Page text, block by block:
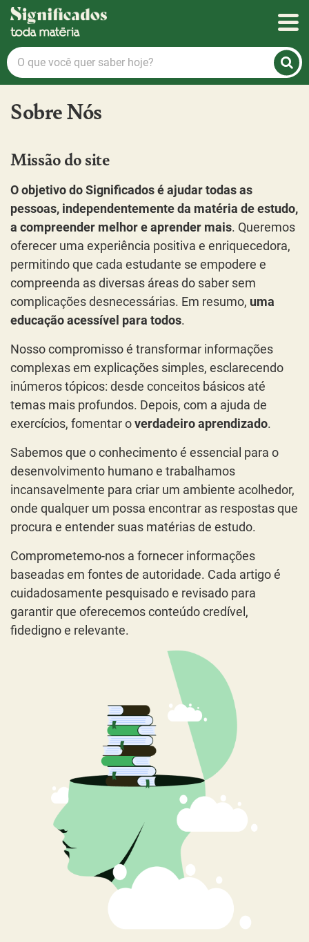
Significados
O
que
você
quer
saber
Sobre Nós
Missão do site
O objetivo do Significados é ajudar todas as
pessoas, independentemente da matéria de estudo,
a compreender melhor e aprender mais. Queremos
oferecer uma experiência positiva e enriquecedora,
permitindo que cada estudante se empodere e
compreenda as diversas áreas do saber sem
complicações desnecessárias. Em resumo, uma
educação acessível para todos.
Nosso compromisso é transformar informações
complexas em explicações simples, esclarecendo
inúmeros tópicos: desde conceitos básicos até
temas mais profundos. Depois, com a ajuda de
exercícios, fomentar o verdadeiro aprendizado.
Sabemos que o conhecimento é essencial para o
desenvolvimento humano e trabalhamos
incansavelmente para criar um ambiente acolhedor,
onde qualquer um possa encontrar as respostas que
procura e entender suas matérias de estudo.
Comprometemo-nos a fornecer informações
baseadas em fontes de autoridade. Cada artigo é
cuidadosamente pesquisado e revisado para
garantir que oferecemos conteúdo credível,
fidedigno e relevante.